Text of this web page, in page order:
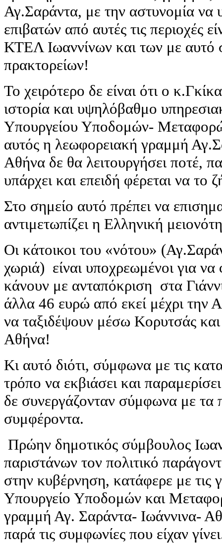
Αγ.Σαράντα, με την αστυνομία να
επιβατών από αυτές τις περιοχές
ΚΤΕΛ Ιωαννίνων και των με αυτό
πρακτορείων!
Το χειρότερο δε είναι ότι ο
ιστορία και υψηλόβαθμο
Υπουργείου Υποδομών-
αυτός η λεωφορειακή γραμμή
Αθήνα δε θα λειτουργήσει ποτέ,
υπάρχει και επειδή φέρεται να το
Στο σημείο αυτό πρέπει να
αντιμετωπίζει η Ελληνική
Οι κάτοικοι του «νότου»
χωριά) είναι υποχρεωμένοι για
κάνουν με ανταπόκριση στα
άλλα 46 ευρώ από εκεί μέχρι
να ταξιδέψουν μέσω Κορυτσάς
Αθήνα!
Κι αυτό διότι, σύμφωνα με τις
τρόπο να εκβιάσει και
δε συνεργάζονταν σύμφωνα με τα
συμφέροντα.
Πρώην δημοτικός σύμβουλος
παριστάνων τον πολιτικό
στην κυβέρνηση, κατάφερε με τις
Υπουργείο Υποδομών και
γραμμή Αγ. Σαράντα- Ιωάννινα-
παρά τις συμφωνίες που είχαν